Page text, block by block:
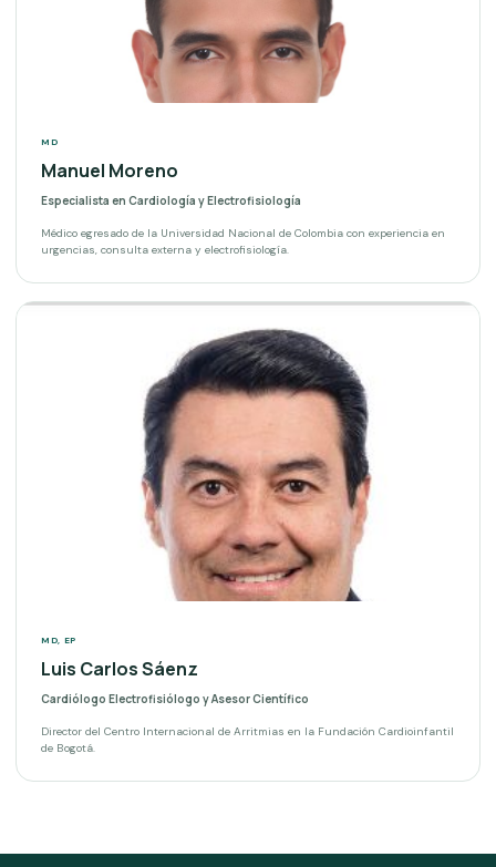
MD
Manuel Moreno
Especialista en Cardiología y Electrofisiología
Médico egresado de la Universidad Nacional de Colombia con experiencia en
urgencias, consulta externa y electrofisiología.
MD, EP
Luis Carlos Sáenz
Cardiólogo Electrofisiólogo y Asesor Científico
Director del Centro Internacional de Arritmias en la Fundación Cardioinfantil
de Bogotá.